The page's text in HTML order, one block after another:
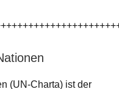
(UN-Charta) ist der